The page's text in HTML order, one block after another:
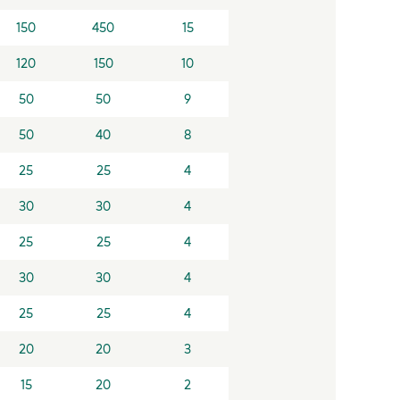
150 450 15
120 150 10
50 50 9
50 40 8
25 25 4
30 30 4
25 25 4
30 30 4
25 25 4
20 20 3
15 20 2